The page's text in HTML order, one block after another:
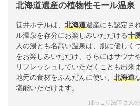
北海道遺産の植物性モール温泉
笹井ホテルは、 北海道遺産にも認定さ
ル温泉を存分にお楽しみいただける十
人の湯とも名高い温泉は、肌に優しく
をお楽しみいただけ、さらにはサウナ
リフレッシュしていただくことも出来
地元の食材をふんだんに使い、 北海道
堪能いただけます。
ほっこり法師 さん